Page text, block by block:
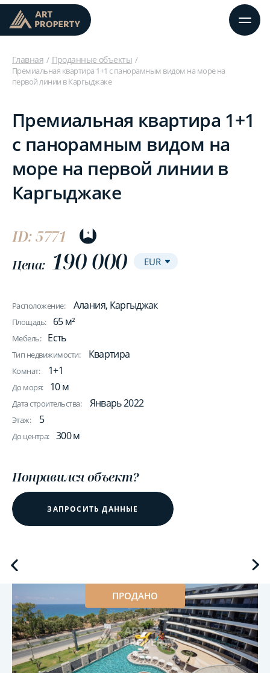
Главная Проданные объекты
Премиальная квартира 1+1 с панорамным видом на море на
первой линии в Каргыджаке
Премиальная квартира 1+1
с панорамным видом на
море на первой линии в
Каргыджаке
ID: 5771
Цена: 190 000
Расположение: Алания, Каргыджак
Площадь: 65 м²
Мебель: Есть
Тип недвижимости: Квартира
Комнат: 1+1
До моря: 10 м
Дата строительства: Январь 2022
Этаж: 5
До центра: 300 м
Понравился объект?
ЗАПРОСИТЬ ДАННЫЕ
ПРОДАНО